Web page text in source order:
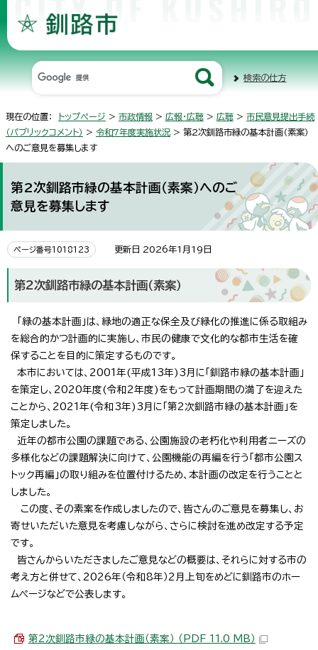
検索の仕方
現在の位置： トップページ > 市政情報 > 広報・広聴 > 広聴 > 市民意見提出手続
（パブリックコメント） > 令和7年度実施状況 > 第2次釧路市緑の基本計画（素案）
へのご意見を募集します
第2次釧路市緑の基本計画（素案）へのご
意見を募集します
ページ番号1018123 更新日 2026年1月19日
第2次釧路市緑の基本計画（素案）
「緑の基本計画」は、緑地の適正な保全及び緑化の推進に係る取組み
を総合的かつ計画的に実施し、市民の健康で文化的な都市生活を確
保することを目的に策定するものです。
本市においては、2001年(平成13年)3月に「釧路市緑の基本計画」
を策定し、2020年度(令和2年度)をもって計画期間の満了を迎えた
ことから、2021年(令和3年)3月に「第2次釧路市緑の基本計画」を
策定しました。
近年の都市公園の課題である、公園施設の老朽化や利用者ニーズの
多様化などの課題解決に向けて、公園機能の再編を行う「都市公園ス
トック再編」の取り組みを位置付けるため、本計画の改定を行うことと
しました。
この度、その素案を作成しましたので、皆さんのご意見を募集し、お
寄せいただいた意見を考慮しながら、さらに検討を進め改定する予定
です。
皆さんからいただきましたご意見などの概要は、それらに対する市の
考え方と併せて、2026年（令和8年）2月上旬をめどに釧路市のホー
ムページなどで公表します。
第2次釧路市緑の基本計画（素案） （PDF 11.0 MB）